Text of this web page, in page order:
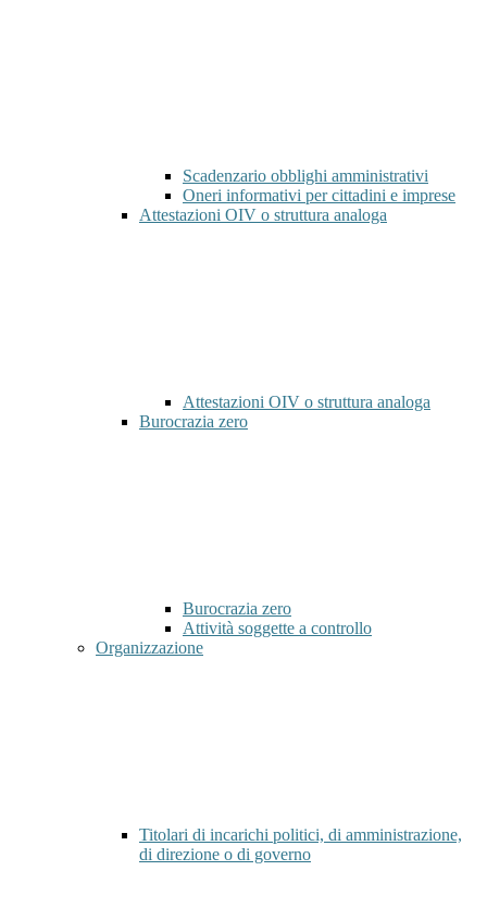
Scadenzario obblighi amministrativi
Oneri informativi per cittadini e imprese
Attestazioni OIV o struttura analoga
Attestazioni OIV o struttura analoga
Burocrazia zero
Burocrazia zero
Attività soggette a controllo
Organizzazione
Titolari di incarichi politici, di amministrazione,
di direzione o di governo